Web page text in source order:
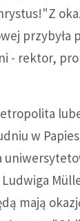
- rektor,
w
Ludwiga
mają